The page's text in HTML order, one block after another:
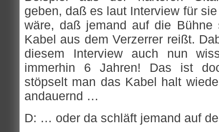
geben, daß es laut Interview für
wäre, daß jemand auf die Bühne
Kabel aus dem Verzerrer reißt.
diesem Interview auch nun
immerhin 6 Jahren! Das ist
stöpselt man das Kabel halt
andauernd …
D: … oder da schläft jemand auf